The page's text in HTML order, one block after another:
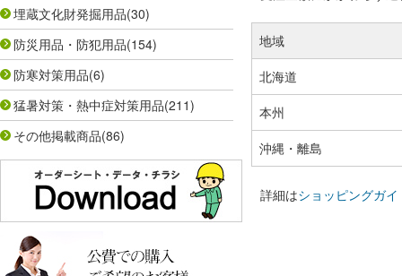
埋蔵文化財発掘用品(30)
防災用品・防犯用品(154)
防寒対策用品(6)
猛暑対策・熱中症対策用品(211)
その他掲載商品(86)
地域
北海道
本州
沖縄・離島
詳細はショッピングガイ